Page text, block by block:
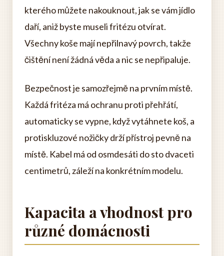
kterého můžete nakouknout, jak se vám jídlo
daří, aniž byste museli fritézu otvírat.
Všechny koše mají nepřilnavý povrch, takže
čištění není žádná věda a nic se nepřipaluje.
Bezpečnost je samozřejmě na prvním místě.
Každá fritéza má ochranu proti přehřátí,
automaticky se vypne, když vytáhnete koš, a
protiskluzové nožičky drží přístroj pevně na
místě. Kabel má od osmdesáti do sto dvaceti
centimetrů, záleží na konkrétním modelu.
Kapacita a vhodnost pro
různé domácnosti